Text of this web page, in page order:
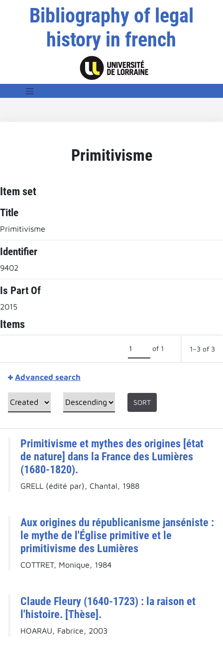
Bibliography of legal
history in french
Primitivisme
Item set
Title
Primitivisme
Identifier
9402
Is Part Of
2015
Items
of 1 1–3 of 3
Advanced search
SORT
Primitivisme et mythes des origines [état
de nature] dans la France des Lumières
(1680-1820).
GRELL (édité par), Chantal, 1988
Aux origines du républicanisme janséniste :
le mythe de l'Église primitive et le
primitivisme des Lumières
COTTRET, Monique, 1984
Claude Fleury (1640-1723) : la raison et
l'histoire. [Thèse].
HOARAU, Fabrice, 2003